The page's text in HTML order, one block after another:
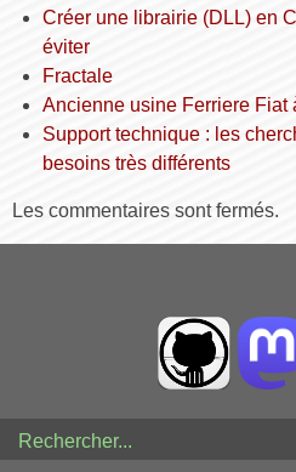
Créer une librairie (DLL) en
éviter
Fractale
Ancienne usine Ferriere Fiat
Support technique : les
besoins très différents
Les commentaires sont fermés.